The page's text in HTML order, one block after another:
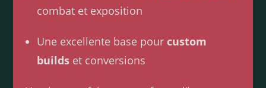
combat et exposition
Une excellente base pourcustom
builds et conversions